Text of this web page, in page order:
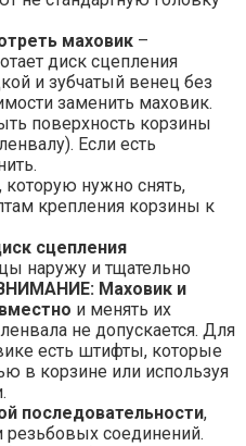
маховик –
диск сцепления
и зубчатый венец без
заменить маховик.
поверхность корзины
Если есть
которую нужно снять,
крепления корзины к
сцепления
наружу и тщательно
Маховик и
и менять их
не допускается. Для
есть штифты, которые
в корзине или используя
последовательности,
соединений.